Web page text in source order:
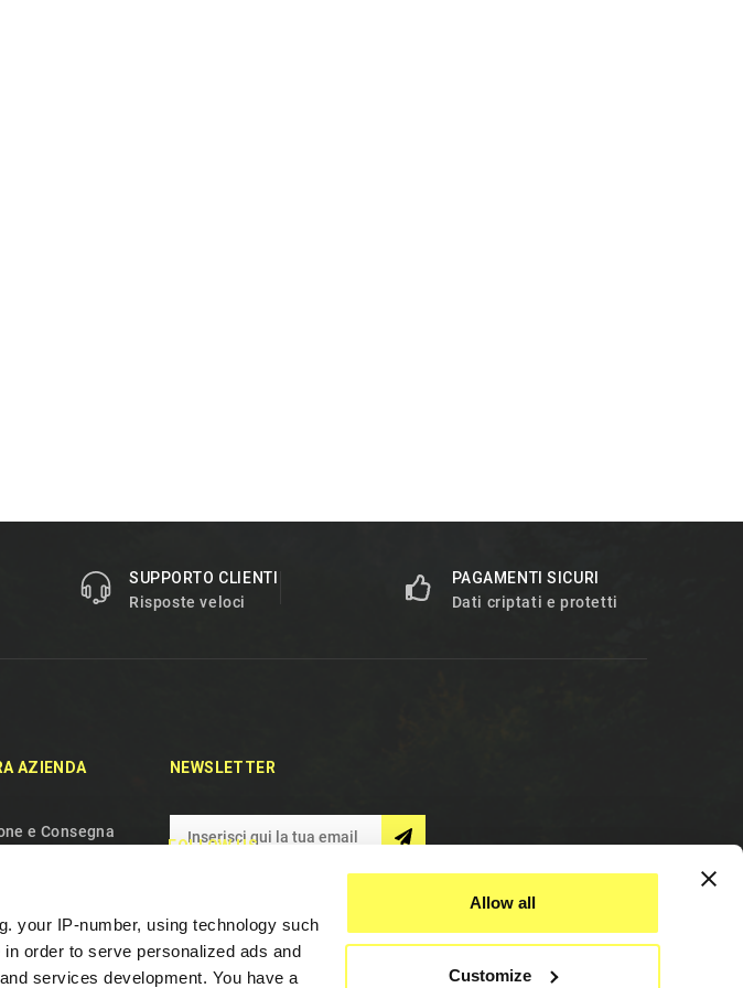
your IP-number, using technology such
order to serve personalized ads and
services development. You have a
Allow all
Customize
SUPPORTO CLIENTI
Risposte veloci
PAGAMENTI SICURI
Dati criptati e protetti
AZIENDA
e Consegna
dei Cookie
NEWSLETTER
FOLLOW US